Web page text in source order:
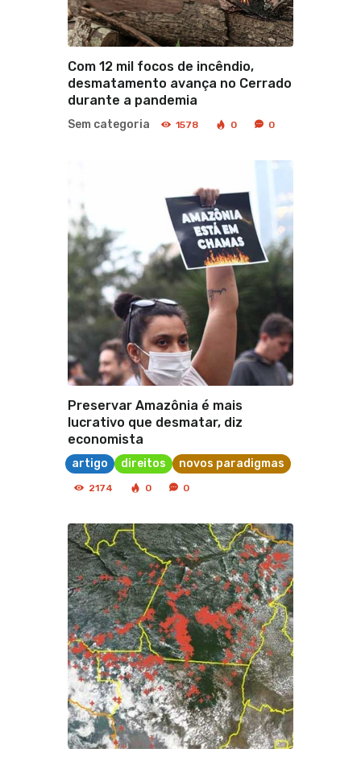
Com 12 mil focos de incêndio,
desmatamento avança no Cerrado
durante a pandemia
Sem categoria 1578 0 0
Preservar Amazônia é mais
lucrativo que desmatar, diz
economista
artigo direitos novos paradigmas
2174 0 0